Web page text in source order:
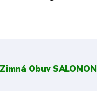
Zimná Obuv SALOMON